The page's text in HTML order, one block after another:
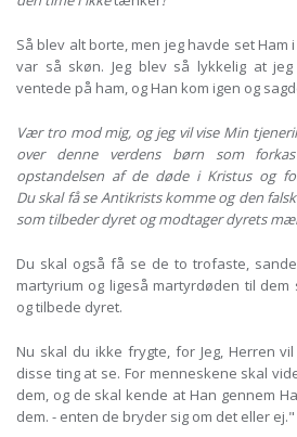
Så blev alt borte, men jeg havde set Ham
var så skøn. Jeg blev så lykkelig at
ventede på ham, og Han kom igen og
Vær tro mod mig, og jeg vil vise Min
over denne verdens børn som
opstandelsen af de døde i Kristus og
Du skal få se Antikrists komme og den
som tilbeder dyret og modtager dyrets
Du skal også få se de to trofaste,
martyrium og ligeså martyrdøden til
og tilbede dyret.
Nu skal du ikke frygte, for Jeg, Herren
disse ting at se. For menneskene skal
dem, og de skal kende at Han gennem
dem. - enten de bryder sig om det eller ej."